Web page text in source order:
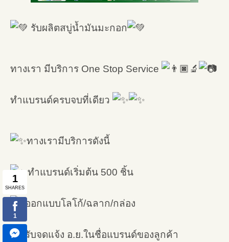
รับผลิตสบู่น้ำมันมะกอก
ทางเรา มีบริการ One Stop Service
ทำแบรนด์ครบจบที่เดียว
ทางเรามีบริการดังนี้
ทำแบรนด์เริ่มต้น 500 ชิ้น
ออกแบบโลโก้/ฉลาก/กล่อง
รับจดแจ้ง อ.ย.ในชื่อแบรนด์ของลูกค้า